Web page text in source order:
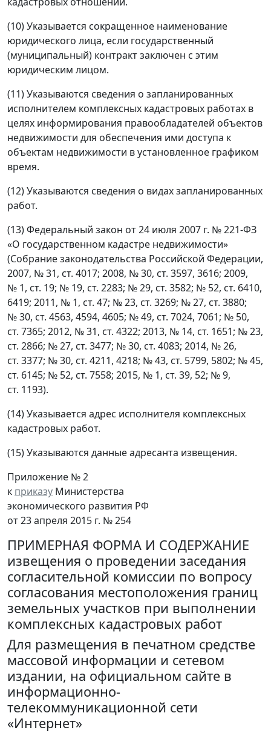
(10) Указывается сокращенное наименование
юридического лица, если государственный
(муниципальный) контракт заключен с этим
юридическим лицом.
(11) Указываются сведения о запланированных
исполнителем комплексных кадастровых работах в
целях информирования правообладателей объектов
недвижимости для обеспечения ими доступа к
объектам недвижимости в установленное графиком
время.
(12) Указываются сведения о видах запланированных
работ.
(13) Федеральный закон от 24 июля 2007 г. № 221-ФЗ
«О государственном кадастре недвижимости»
(Собрание законодательства Российской Федерации,
2007, № 31, ст. 4017; 2008, № 30, ст. 3597, 3616; 2009,
№ 1, ст. 19; № 19, ст. 2283; № 29, ст. 3582; № 52, ст. 6410,
6419; 2011, № 1, ст. 47; № 23, ст. 3269; № 27, ст. 3880;
№ 30, ст. 4563, 4594, 4605; № 49, ст. 7024, 7061; № 50,
ст. 7365; 2012, № 31, ст. 4322; 2013, № 14, ст. 1651; № 23,
ст. 2866; № 27, ст. 3477; № 30, ст. 4083; 2014, № 26,
ст. 3377; № 30, ст. 4211, 4218; № 43, ст. 5799, 5802; № 45,
ст. 6145; № 52, ст. 7558; 2015, № 1, ст. 39, 52; № 9,
ст. 1193).
(14) Указывается адрес исполнителя комплексных
кадастровых работ.
(15) Указываются данные адресанта извещения.
Приложение № 2
к приказу Министерства
экономического развития РФ
от 23 апреля 2015 г. № 254
ПРИМЕРНАЯ ФОРМА И СОДЕРЖАНИЕ
извещения о проведении заседания
согласительной комиссии по вопросу
согласования местоположения границ
земельных участков при выполнении
комплексных кадастровых работ
Для размещения в печатном средстве
массовой информации и сетевом
издании, на официальном сайте в
информационно-
телекоммуникационной сети
«Интернет»